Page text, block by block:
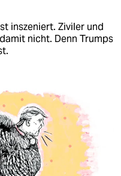
inszeniert. Ziviler und
nicht. Denn Trumps